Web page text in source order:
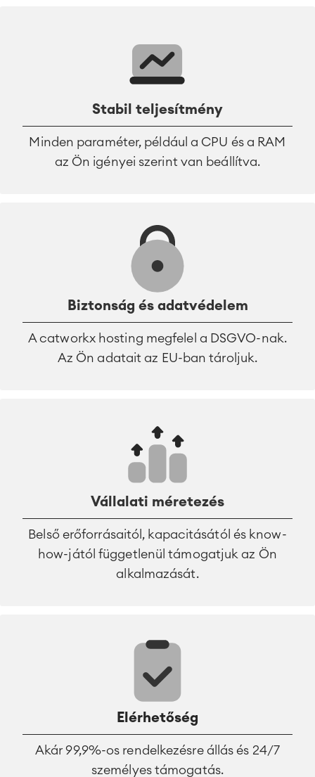
Stabil teljesítmény
Minden paraméter, például a CPU és a RAM
az Ön igényei szerint van beállítva.
Biztonság és adatvédelem
A catworkx hosting megfelel a DSGVO-nak.
Az Ön adatait az EU-ban tároljuk.
Vállalati méretezés
Belső erőforrásaitól, kapacitásától és know-
how-jától függetlenül támogatjuk az Ön
alkalmazását.
Elérhetőség
Akár 99,9%-os rendelkezésre állás és 24/7
személyes támogatás.